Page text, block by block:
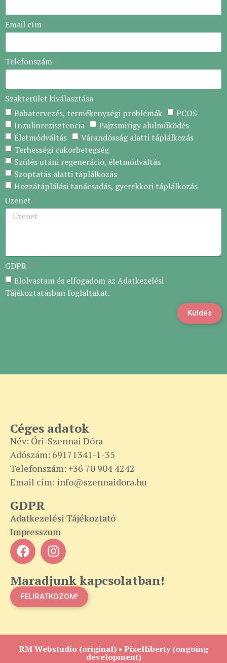
Email cím
Telefonszám
Szakterület kiválasztása
Babatervezés, termékenységi problémák
PCOS
Inzulinrezisztencia
Pajzsmirigy alulműködés
Életmódváltás
Várandósság alatti táplálkozás
Terhességi cukorbetegség
Szülés utáni regeneráció, életmódváltás
Szoptatás alatti táplálkozás
Hozzátáplálási tanácsadás, gyerekkori táplálkozás
Üzenet
GDPR
Elolvastam és elfogadom az Adatkezelési
Tájékoztatásban foglaltakat.
Küldés
Céges adatok
Név: Őri-Szennai Dóra
Adószám: 69171341-1-35
Telefonszám: +36 70 904 4242
Email cím: info@szennaidora.hu
GDPR
Adatkezelési Tájékoztató
Impresszum
Maradjunk kapcsolatban!
FELIRATKOZOM!
RM Webstudio (original) • Pixelliberty(ongoing
development)